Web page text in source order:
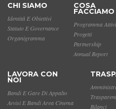
CHI SIAMO
Identità E Obiettivi
Statuto E Governance
Organigramma
COSA
FACCIAMO
Programma
Progetti
Partnership
Annual Report
LAVORA CON
NOI
Bandi E Gare Di Appalto
Avvisi E Bandi Area Cinema
Bilanci